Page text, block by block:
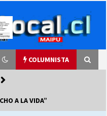
COLUMNISTA
A LA VIDA”